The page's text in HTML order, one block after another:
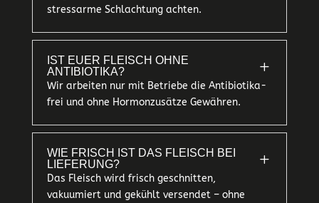
stressarme Schlachtung achten.
IST EUER FLEISCH OHNE
ANTIBIOTIKA?
L
Wir arbeiten nur mit Betriebe die Antibiotika-
frei und ohne Hormonzusätze Gewähren.
WIE FRISCH IST DAS FLEISCH BEI
LIEFERUNG?
L
Das Fleisch wird frisch geschnitten,
vakuumiert und gekühlt versendet – ohne